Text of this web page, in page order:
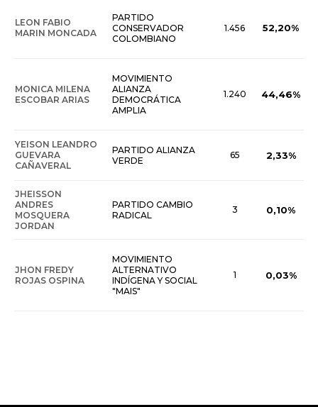
LEON FABIO
MARIN MONCADA
PARTIDO
CONSERVADOR
COLOMBIANO
1.456 52,20%
MONICA MILENA
ESCOBAR ARIAS
MOVIMIENTO
ALIANZA
DEMOCRÁTICA
AMPLIA
1.240 44,46%
YEISON LEANDRO
GUEVARA
CAÑAVERAL
PARTIDO ALIANZA
VERDE
65 2,33%
JHEISSON
ANDRES
MOSQUERA
JORDAN
PARTIDO CAMBIO
RADICAL
3 0,10%
JHON FREDY
ROJAS OSPINA
MOVIMIENTO
ALTERNATIVO
INDÍGENA Y SOCIAL
"MAIS"
1 0,03%